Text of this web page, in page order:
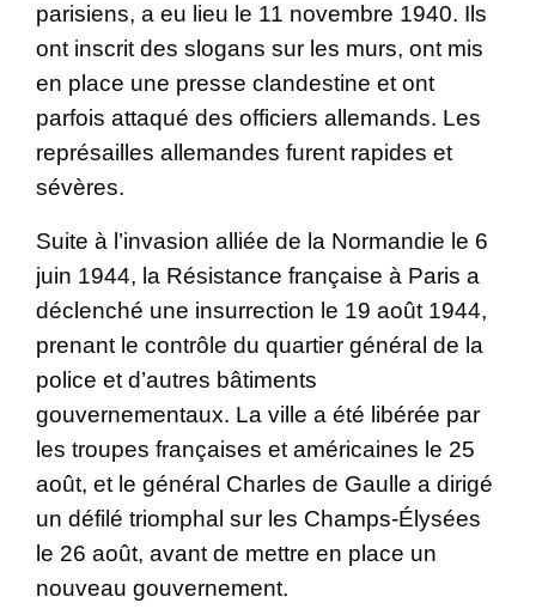
parisiens, a eu lieu le 11 novembre 1940. Ils
ont inscrit des slogans sur les murs, ont mis
en place une presse clandestine et ont
parfois attaqué des officiers allemands. Les
représailles allemandes furent rapides et
sévères.
Suite à l’invasion alliée de la Normandie le 6
juin 1944, la Résistance française à Paris a
déclenché une insurrection le 19 août 1944,
prenant le contrôle du quartier général de la
police et d’autres bâtiments
gouvernementaux. La ville a été libérée par
les troupes françaises et américaines le 25
août, et le général Charles de Gaulle a dirigé
un défilé triomphal sur les Champs-Élysées
le 26 août, avant de mettre en place un
nouveau gouvernement.